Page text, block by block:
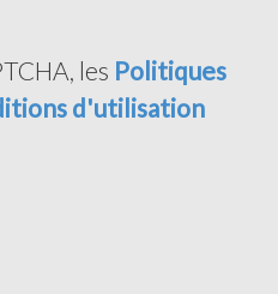
les Politiques
d'utilisation